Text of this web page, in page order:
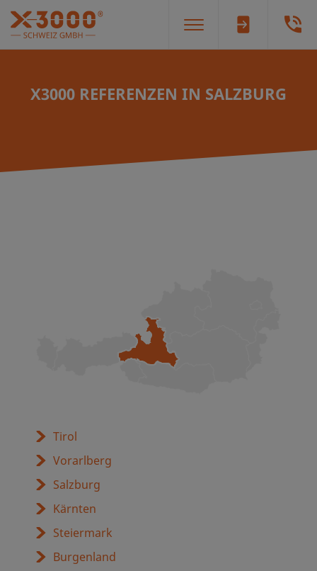
X3000 REFERENZEN IN SALZBURG
Tirol
Vorarlberg
Salzburg
Kärnten
Steiermark
Burgenland